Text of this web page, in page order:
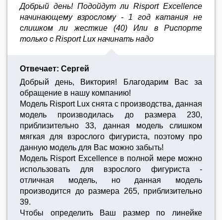
Добрый день! Подойдут ли Risport Excellence
начинающему взрослому - 1 год катания не
слишком ли жесткие (40) Или в Риспорте
только с Risport Lux начинать надо
Отвечает: Сергей
Добрый день, Виктория! Благодарим Вас за
обращение в нашу компанию!
Модель Risport Lux снята с производства, данная
модель производилась до размера 230,
приблизительно 33, данная модель слишком
мягкая для взрослого фигуриста, поэтому про
данную модель для Вас можно забыть!
Модель Risport Excellence в полной мере можно
использовать для взрослого фигуриста -
отличная модель, но данная модель
производится до размера 265, приблизительно
39.
Чтобы определить Ваш размер по линейке